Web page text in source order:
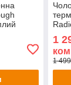
1
1